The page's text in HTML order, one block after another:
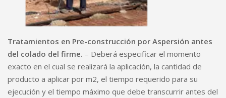
Tratamientos en Pre-construcción por Aspersión antes
del colado del firme. – Deberá especificar el momento
exacto en el cual se realizará la aplicación, la cantidad de
producto a aplicar por m2, el tiempo requerido para su
ejecución y el tiempo máximo que debe transcurrir antes del